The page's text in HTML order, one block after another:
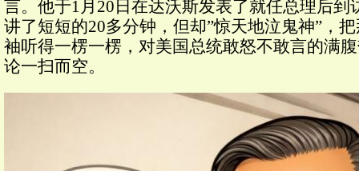
言。他于1月20日在达沃斯发表了就任总理后到
讲了短短的20多分钟，但却”惊天地泣鬼神”，
袖听得一楞一楞，对美国总统敢怒不敢言的满
论一扫而空。